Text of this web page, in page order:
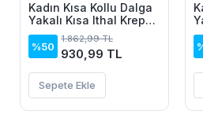
Kadın Kısa Kollu Dalga
Yakalı Kısa Ithal Krep
Elbise
%50
1.862,99 TL
930,99 TL
Sepete Ekle